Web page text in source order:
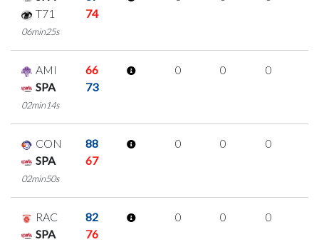
T71
74
06min25s
AMI
66
SPA
73
02min14s
0 0 0
CON
88
SPA
67
02min50s
0 0 0
RAC
82
SPA
76
0 0 0